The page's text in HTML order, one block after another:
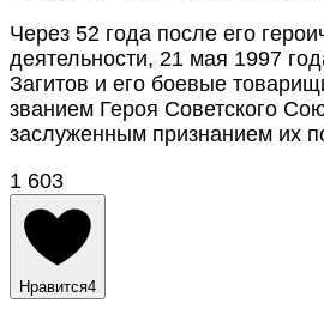
Через 52 года после его
деятельности, 21 мая 1997
Загитов и его боевые
званием Героя Советского
заслуженным признанием их
1 603
Нравится4